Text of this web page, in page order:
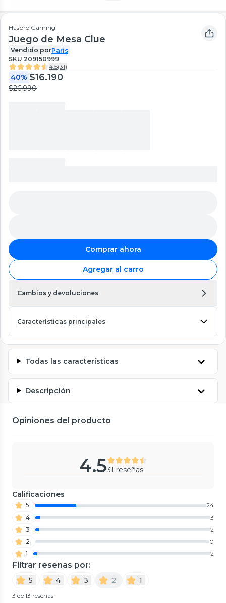
Hasbro Gaming
Juego de Mesa Clue
Vendido porParis
SKU 209150999
4.5(31)
40% $16.190
$26.990
Comprar ahora
Agregar al carro
Cambios y devoluciones
Características principales
Todas las características
Descripción
Opiniones del producto
4.531 reseñas
Calificaciones
5
24
4
3
3
2
2
0
1
2
Filtrar reseñas por:
5 4 3 2 1
3 de 13 reseñas